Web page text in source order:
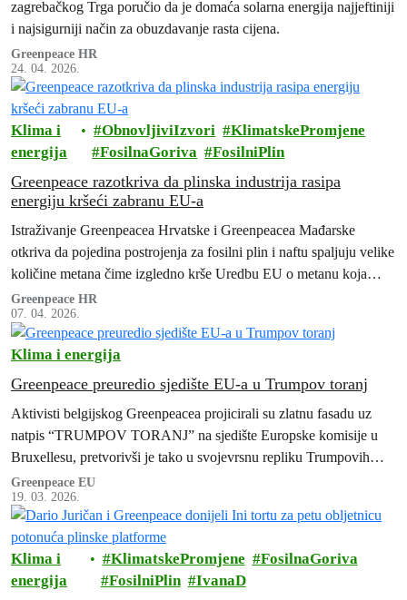
zagrebačkog Trga poručio da je domaća solarna energija najjeftiniji
i najsigurniji način za obuzdavanje rasta cijena.
Greenpeace HR
24. 04. 2026.
Klima i
energija
ObnovljiviIzvori
KlimatskePromjene
FosilnaGoriva
FosilniPlin
Greenpeace razotkriva da plinska industrija rasipa
energiju kršeći zabranu EU-a
Istraživanje Greenpeacea Hrvatske i Greenpeacea Mađarske
otkriva da pojedina postrojenja za fosilni plin i naftu spaljuju velike
količine metana čime izgledno krše Uredbu EU o metanu koja
zabranjuje rutinsko spaljivanje na baklji od 5. veljače 2026.
Greenpeace HR
07. 04. 2026.
Klima i energija
Greenpeace preuredio sjedište EU-a u Trumpov toranj
Aktivisti belgijskog Greenpeacea projicirali su zlatnu fasadu uz
natpis “TRUMPOV TORANJ” na sjedište Europske komisije u
Bruxellesu, pretvorivši je tako u svojevrsnu repliku Trumpovih
nebodera, uz poruku Greenpeacea vodstvu EU-a koje se danas
sastaje da prestanu popuštati njegovim zahtjevima.
Greenpeace EU
19. 03. 2026.
Klima i
energija
KlimatskePromjene
FosilnaGoriva
FosilniPlin
IvanaD